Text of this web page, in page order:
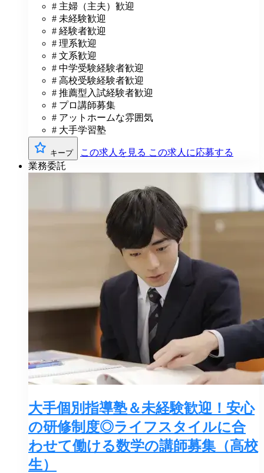
# 主婦（主夫）歓迎
# 未経験歓迎
# 経験者歓迎
# 理系歓迎
# 文系歓迎
# 中学受験経験者歓迎
# 高校受験経験者歓迎
# 推薦型入試経験者歓迎
# プロ講師募集
# アットホームな雰囲気
# 大手学習塾
キープ この求人を見る この求人に応募する
業務委託
大手個別指導塾＆未経験歓迎！安心
の研修制度◎ライフスタイルに合
わせて働ける数学の講師募集（高校
生）